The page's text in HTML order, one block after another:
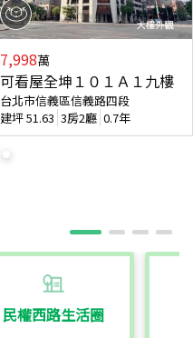
民權西路生活圈
7,998萬
可看屋全坤１０１Ａ１九樓
台北市信義區信義路四段
建坪51.63 3房2廳 0.7年